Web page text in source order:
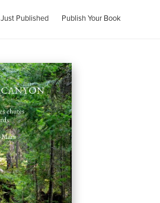
Just Published Publish Your Book